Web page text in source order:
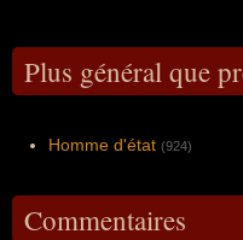
Plus général que
Homme d'état (924)
Commentaires